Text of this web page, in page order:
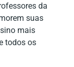
da
suas
mais
todos os